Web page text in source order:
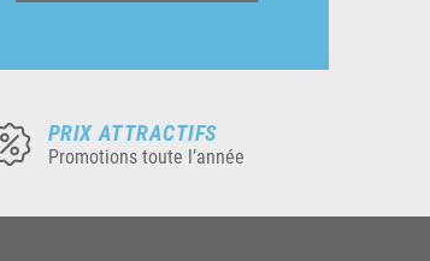
PRIX ATTRACTIFS
Promotions toute l’année